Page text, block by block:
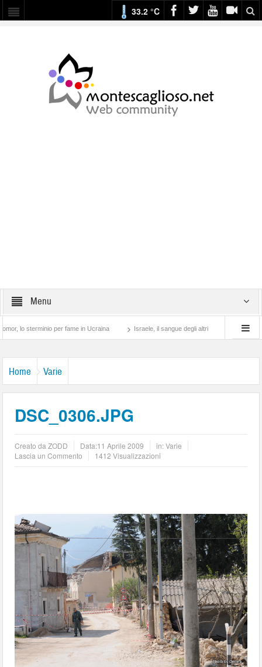
33.2 °C
Menu
per fame in Ucraina Israele, il sangue degli altri Lotta di classe…
Home Varie
DSC_0306.JPG
Creato daZODD Data:11 Aprile 2009 in:Varie
Lascia un Commento
1412 Visualizzazioni